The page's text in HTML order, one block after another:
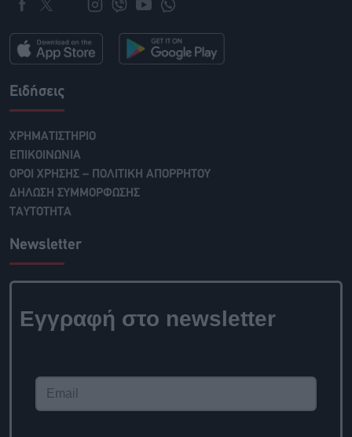
Ειδήσεις
ΧΡΗΜΑΤΙΣΤΗΡΙΟ
ΕΠΙΚΟΙΝΩΝΙΑ
ΟΡΟΙ ΧΡΗΣΗΣ – ΠΟΛΙΤΙΚΗ ΑΠΟΡΡΗΤΟΥ
ΔΗΛΩΣΗ ΣΥΜΜΟΡΦΩΣΗΣ
ΤΑΥΤΟΤΗΤΑ
Newsletter
Εγγραφή στο newsletter